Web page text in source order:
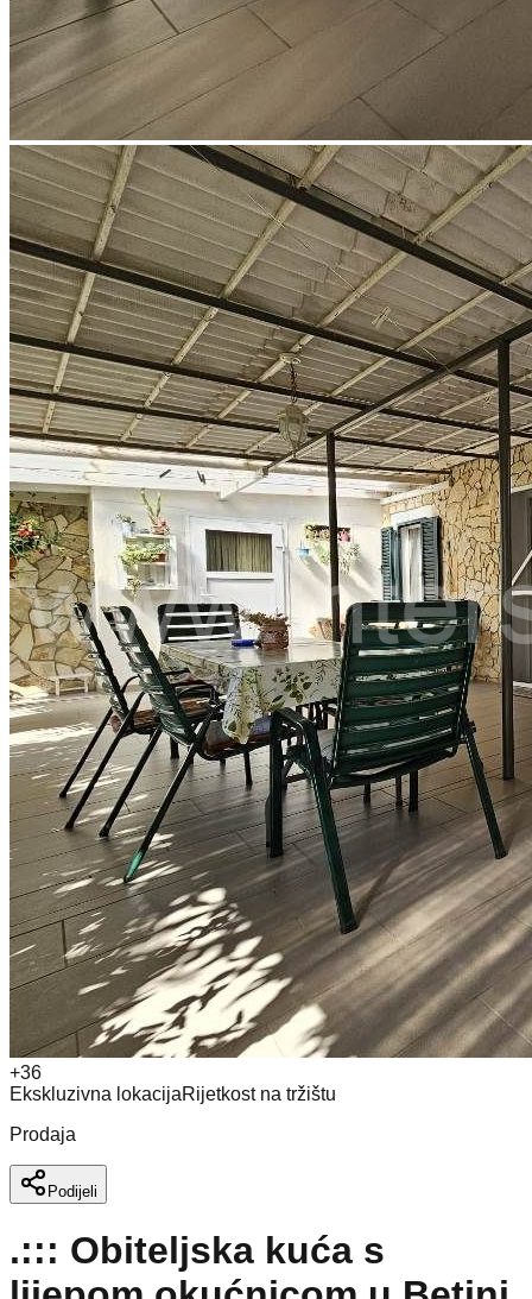
+36
Ekskluzivna lokacijaRijetkost na tržištu
Prodaja
Podijeli
.::: Obiteljska kuća s